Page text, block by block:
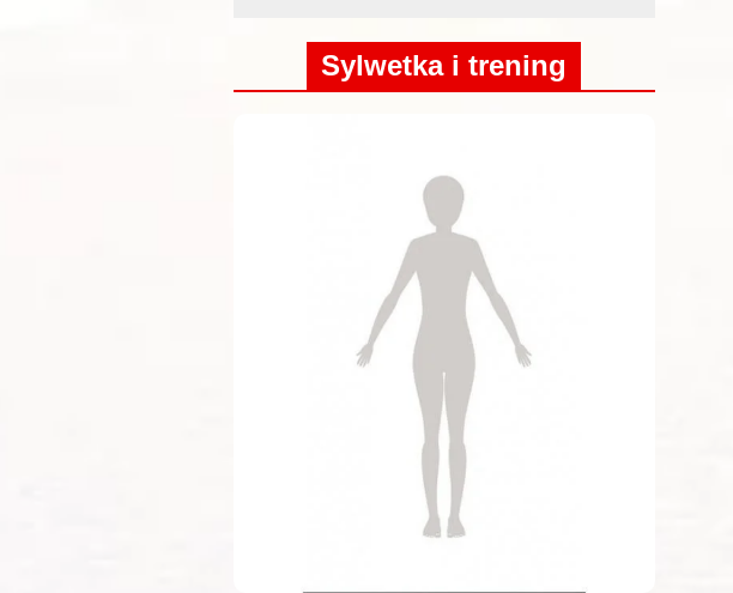
Sylwetka i trening